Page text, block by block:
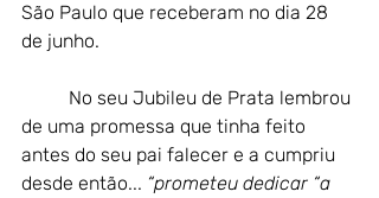
São Paulo que receberam no dia 28
de junho.
No seu Jubileu de Prata lembrou
de uma promessa que tinha feito
antes do seu pai falecer e a cumpriu
desde então... “prometeu dedicar “a